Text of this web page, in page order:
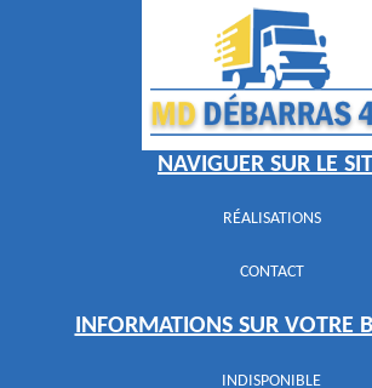
NAVIGUER SUR LE
RÉALISATIONS
CONTACT
INFORMATIONS SUR VOTRE
INDISPONIBLE